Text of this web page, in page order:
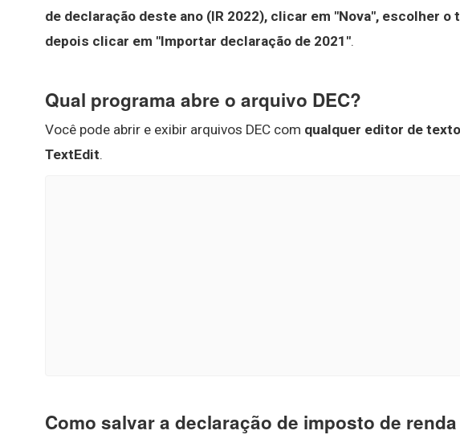
de declaração deste ano (IR 2022), clicar em "Nova", escolher
depois clicar em "Importar declaração de 2021".
Qual programa abre o arquivo DEC?
Você pode abrir e exibir arquivos DEC com qualquer editor de
TextEdit.
Como salvar a declaração de imposto de